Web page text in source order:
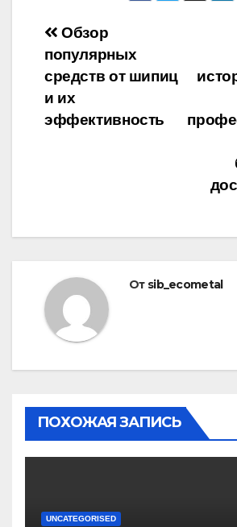
Навигация
по
записям
Обзор
популярных
средств от шипиц
и их
эффективность
От sib_ecometal
ПОХОЖАЯ ЗАПИСЬ
UNCATEGORISED